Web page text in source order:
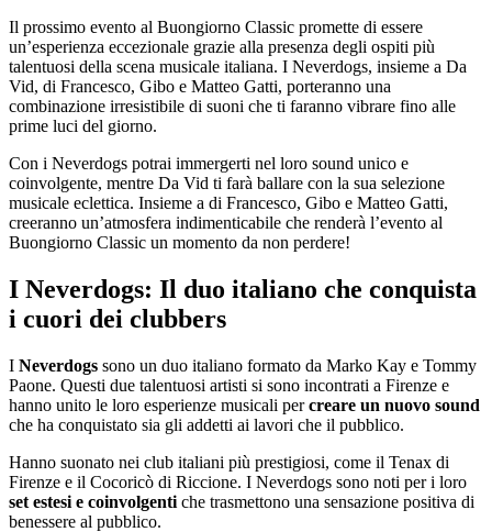
Il prossimo evento al Buongiorno Classic promette di essere
un’esperienza eccezionale grazie alla presenza degli ospiti più
talentuosi della scena musicale italiana. I Neverdogs, insieme a Da
Vid, di Francesco, Gibo e Matteo Gatti, porteranno una
combinazione irresistibile di suoni che ti faranno vibrare fino alle
prime luci del giorno.
Con i Neverdogs potrai immergerti nel loro sound unico e
coinvolgente, mentre Da Vid ti farà ballare con la sua selezione
musicale eclettica. Insieme a di Francesco, Gibo e Matteo Gatti,
creeranno un’atmosfera indimenticabile che renderà l’evento al
Buongiorno Classic un momento da non perdere!
I Neverdogs: Il duo italiano che conquista
i cuori dei clubbers
I Neverdogs sono un duo italiano formato da Marko Kay e Tommy
Paone. Questi due talentuosi artisti si sono incontrati a Firenze e
hanno unito le loro esperienze musicali percreare un nuovo sound
che ha conquistato sia gli addetti ai lavori che il pubblico.
Hanno suonato nei club italiani più prestigiosi, come il Tenax di
Firenze e il Cocoricò di Riccione. I Neverdogs sono noti per i loro
set estesi e coinvolgenti che trasmettono una sensazione positiva di
benessere al pubblico.